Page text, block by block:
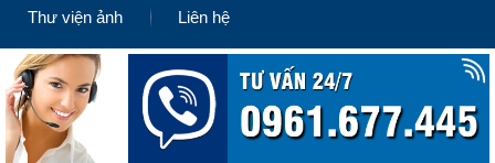
Thư viện ảnh Liên hệ